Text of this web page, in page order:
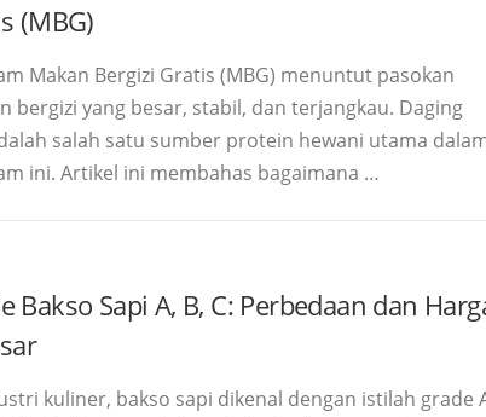
(MBG)
Makan Bergizi Gratis (MBG) menuntut pasokan
bergizi yang besar, stabil, dan terjangkau. Daging
salah satu sumber protein hewani utama
ini. Artikel ini membahas bagaimana …
Bakso Sapi A, B, C: Perbedaan dan
kuliner, bakso sapi dikenal dengan istilah grade